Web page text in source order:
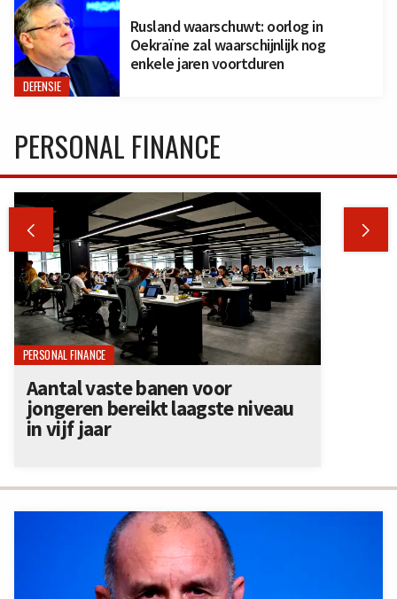
DEFENSIE
Rusland waarschuwt: oorlog in
Oekraïne zal waarschijnlijk nog
enkele jaren voortduren
PERSONAL FINANCE
 
PERSONAL FINANCE
Aantal vaste banen voor
jongeren bereikt laagste niveau
in vijf jaar